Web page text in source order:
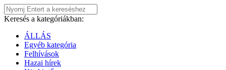
Keresés a kategóriákban:
ÁLLÁS
Egyéb kategória
Felhívások
Hazai hírek